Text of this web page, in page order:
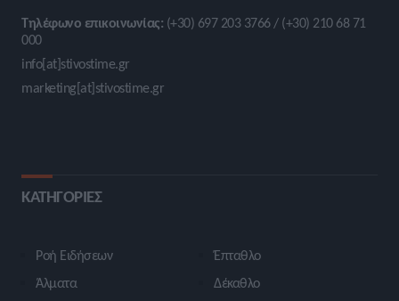
Τηλέφωνο επικοινωνίας: (+30) 697 203 3766 / (+30) 210 68 71
000
info[at]stivostime.gr
marketing[at]stivostime.gr
ΚΑΤΗΓΟΡΙΕΣ
Ροή Ειδήσεων
Άλματα
Έπταθλο
Δέκαθλο